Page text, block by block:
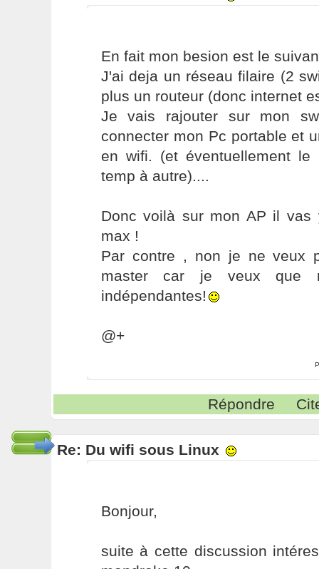
En fait mon besion est le
J'ai deja un réseau filaire (2
plus un routeur (donc internet
Je vais rajouter sur mon
connecter mon Pc portable et
en wifi. (et éventuellement
temp à autre)....
Donc voilà sur mon AP il vas
max !
Par contre , non je ne veux
master car je veux que
indépendantes!
@+
Répondre
Re: Du wifi sous Linux
Bonjour,
suite à cette discussion